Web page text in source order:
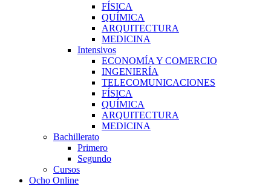
FÍSICA
QUÍMICA
ARQUITECTURA
MEDICINA
Intensivos
ECONOMÍA Y COMERCIO
INGENIERÍA
TELECOMUNICACIONES
FÍSICA
QUÍMICA
ARQUITECTURA
MEDICINA
Bachillerato
Primero
Segundo
Cursos
Ocho Online